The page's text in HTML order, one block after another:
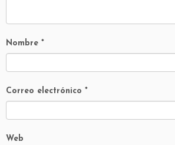
Nombre *
Correo electrónico *
Web